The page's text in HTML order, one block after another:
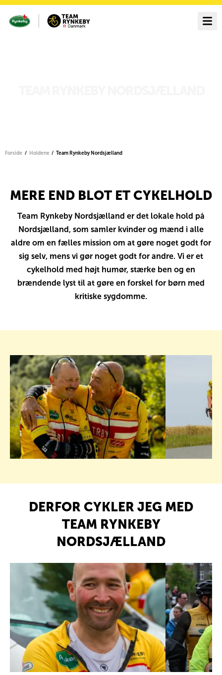
Forside Holdene Team Rynkeby Nordsjælland
MERE END BLOT ET CYKELHOLD
Team Rynkeby Nordsjælland er det lokale hold på
Nordsjælland, som samler kvinder og mænd i alle
aldre om en fælles mission om at gøre noget godt for
sig selv, mens vi gør noget godt for andre. Vi er et
cykelhold med højt humør, stærke ben og en
brændende lyst til at gøre en forskel for børn med
kritiske sygdomme.
DERFOR CYKLER JEG MED
TEAM RYNKEBY
NORDSJÆLLAND